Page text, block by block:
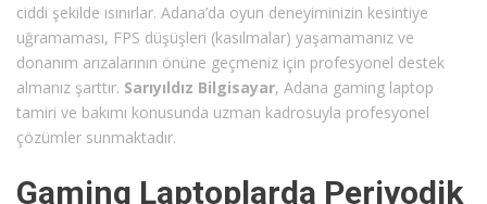
ciddi şekilde ısınırlar. Adana’da oyun deneyiminizin kesintiye
uğramaması, FPS düşüşleri (kasılmalar) yaşamamanız ve
donanım arızalarının önüne geçmeniz için profesyonel destek
almanız şarttır. Sarıyıldız Bilgisayar, Adana gaming laptop
tamiri ve bakımı konusunda uzman kadrosuyla profesyonel
çözümler sunmaktadır.
Gaming Laptoplarda Periyodik